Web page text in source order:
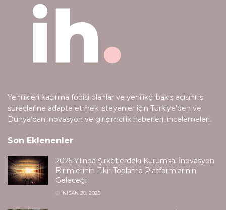
Yenilikleri kaçırma fobisi olanlar ve yenilikçi bakış açısını iş
süreçlerine adapte etmek isteyenler için Türkiye’den ve
Dünya’dan inovasyon ve girişimcilik haberleri, incelemeleri.
Son Eklenenler
2025 Yılında Şirketlerdeki Kurumsal İnovasyon
Birimlerinin Fikir Toplama Platformlarının
Geleceği
NISAN 20, 2025